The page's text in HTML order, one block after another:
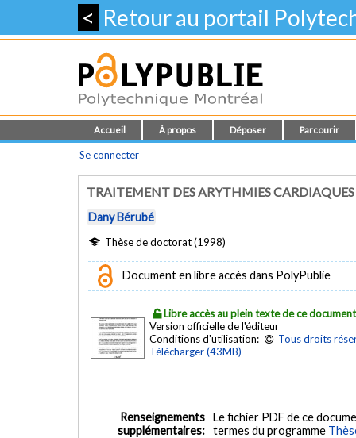
< Retour au portail
Accueil À propos Déposer Parcourir
Se connecter
TRAITEMENT DES ARYTHMIES
Dany Bérubé
Thèse de doctorat (1998)
Document en libre accès dans PolyPublie
Libre accès au plein texte de ce document
Version officielle de l'éditeur
Conditions d'utilisation:
Tous droits
Télécharger (43MB)
Renseignements
supplémentaires:
Le fichier PDF de ce
termes du programme